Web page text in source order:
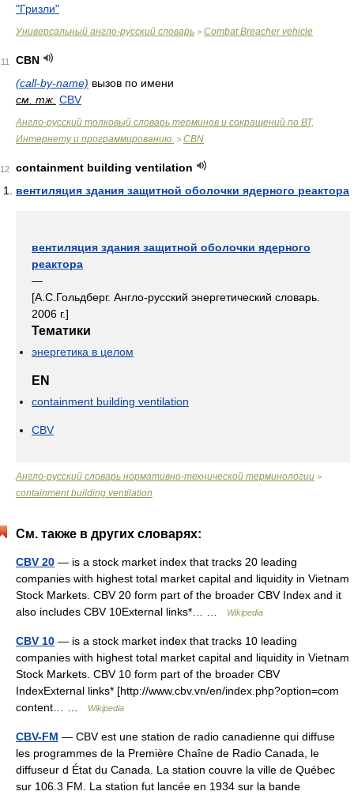
"Гризли"
Универсальный англо-русский словарь > Combat Breacher vehicle
11
CBN
(call-by-name) вызов по имени
см. тж. CBV
Англо-русский толковый словарь терминов и сокращений по ВТ,
Интернету и программированию. > CBN
12
containment building ventilation
вентиляция здания защитной оболочки ядерного реактора
вентиляция здания защитной оболочки ядерного
реактора
—
[А.С.Гольдберг. Англо-русский энергетический словарь.
2006 г.]
Тематики
энергетика в целом
EN
containment building ventilation
CBV
Англо-русский словарь нормативно-технической терминологии >
containment building ventilation
См. также в других словарях:
CBV 20 — is a stock market index that tracks 20 leading
companies with highest total market capital and liquidity in Vietnam
Stock Markets. CBV 20 form part of the broader CBV Index and it
also includes CBV 10External links*… …
Wikipedia
CBV 10 — is a stock market index that tracks 10 leading
companies with highest total market capital and liquidity in Vietnam
Stock Markets. CBV 10 form part of the broader CBV
IndexExternal links* [http://www.cbv.vn/en/index.php?option=com
content… …
Wikipedia
CBV-FM — CBV est une station de radio canadienne qui diffuse
les programmes de la Première Chaîne de Radio Canada, le
diffuseur d État du Canada. La station couvre la ville de Québec
sur 106.3 FM. La station fut lancée en 1934 sur la bande